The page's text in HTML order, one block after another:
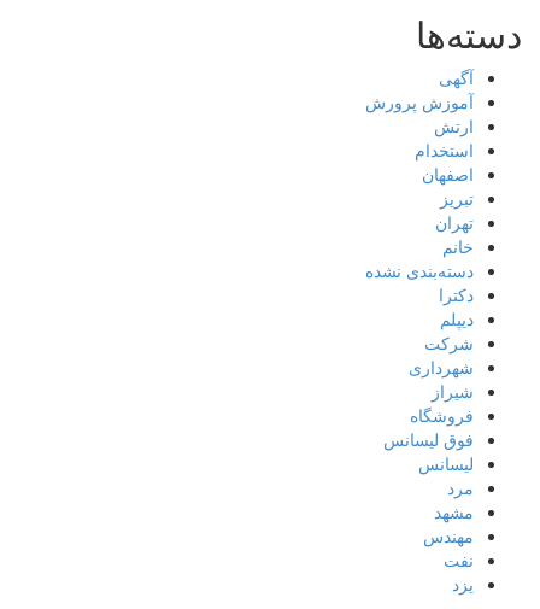
دسته‌ها
آگهی
آموزش پرورش
ارتش
استخدام
اصفهان
تبریز
تهران
خانم
دسته‌بندی نشده
دکترا
دیپلم
شرکت
شهرداری
شیراز
فروشگاه
فوق لیسانس
لیسانس
مرد
مشهد
مهندس
نفت
یزد